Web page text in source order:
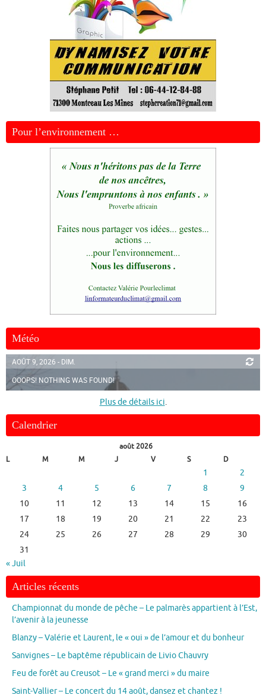
Pour l’environnement …
Météo
AOÛT 9, 2026 - DIM.
OOOPS! NOTHING WAS FOUND!
Plus de détails ici.
Calendrier
août 2026
L
M M J V S D
1
2
3
4 5 6 7 8
9
10
11 12 13 14 15
16
17
18 19 20 21 22
23
24
25 26 27 28 29
30
31
« Juil
Articles récents
Championnat du monde de pêche – Le palmarès appartient à l’Est,
l’avenir à la jeunesse
Blanzy – Valérie et Laurent, le « oui » de l’amour et du bonheur
Sanvignes – Le baptême républicain de Livio Chauvry
Feu de forêt au Creusot – Le « grand merci » du maire
Saint-Vallier – Le concert du 14 août, dansez et chantez !